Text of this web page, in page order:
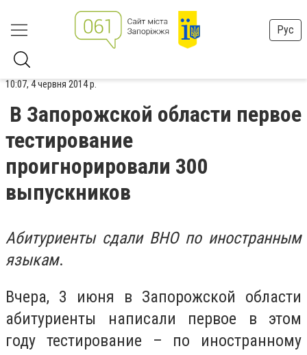
Рус
10:07, 4 червня 2014 р.
В Запорожской области первое
тестирование
проигнорировали 300
выпускников
Абитуриенты сдали ВНО по иностранным
языкам.
Вчера, 3 июня в Запорожской области
абитуриенты написали первое в этом
году тестирование – по иностранному